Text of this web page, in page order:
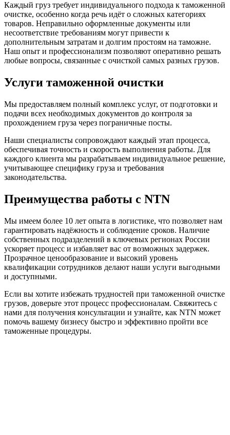
Каждый груз требует индивидуального подхода к таможенной
очистке, особенно когда речь идёт о сложных категориях
товаров. Неправильно оформленные документы или
несоответствие требованиям могут привести к
дополнительным затратам и долгим простоям на таможне.
Наш опыт и профессионализм позволяют оперативно решать
любые вопросы, связанные с очисткой самых разных грузов.
Услуги таможенной очистки
Мы предоставляем полный комплекс услуг, от подготовки и
подачи всех необходимых документов до контроля за
прохождением груза через пограничные посты.
Наши специалисты сопровождают каждый этап процесса,
обеспечивая точность и скорость выполнения работы. Для
каждого клиента мы разрабатываем индивидуальное решение,
учитывающее специфику груза и требования
законодательства.
Преимущества работы с NTN
Мы имеем более 10 лет опыта в логистике, что позволяет нам
гарантировать надёжность и соблюдение сроков. Наличие
собственных подразделений в ключевых регионах России
ускоряет процесс и избавляет вас от возможных задержек.
Прозрачное ценообразование и высокий уровень
квалификации сотрудников делают наши услуги выгодными
и доступными.
Если вы хотите избежать трудностей при таможенной очистке
грузов, доверьте этот процесс профессионалам. Свяжитесь с
нами для получения консультации и узнайте, как NTN может
помочь вашему бизнесу быстро и эффективно пройти все
таможенные процедуры.